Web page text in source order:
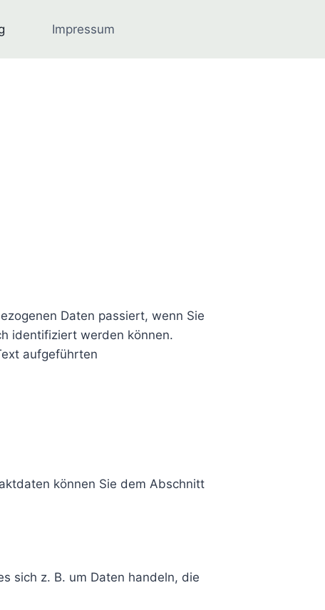
Impressum
Daten passiert, wenn Sie
identifiziert werden können.
aufgeführten
können Sie dem Abschnitt
sich z. B. um Daten handeln, die